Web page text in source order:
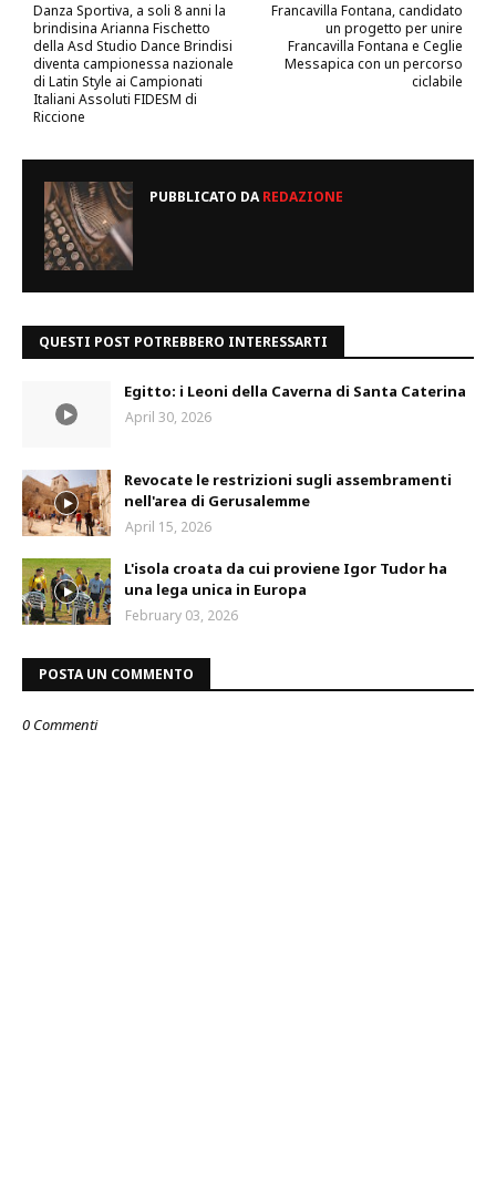
Francavilla Fontana, candidato
un progetto per unire
Francavilla Fontana e Ceglie
Messapica con un percorso
ciclabile
Danza Sportiva, a soli 8 anni la
brindisina Arianna Fischetto
della Asd Studio Dance Brindisi
diventa campionessa nazionale
di Latin Style ai Campionati
Italiani Assoluti FIDESM di
Riccione
PUBBLICATO DAREDAZIONE
QUESTI POST POTREBBERO INTERESSARTI
Egitto: i Leoni della Caverna di Santa Caterina
April 30, 2026
Revocate le restrizioni sugli assembramenti
nell'area di Gerusalemme
April 15, 2026
L'isola croata da cui proviene Igor Tudor ha
una lega unica in Europa
February 03, 2026
POSTA UN COMMENTO
0 Commenti